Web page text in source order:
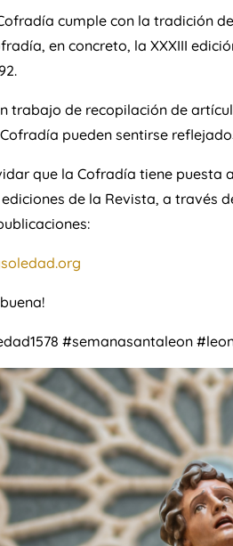
cumple con la tradición
en concreto, la XXXIII
trabajo de recopilación de
pueden sentirse
que la Cofradía tiene puesta
de la Revista, a través
#semanasantaleon